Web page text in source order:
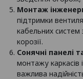
Монтаж
підтримки
кабельних систем
корозії.
Сонячні панелі
монтажу каркасів
важлива